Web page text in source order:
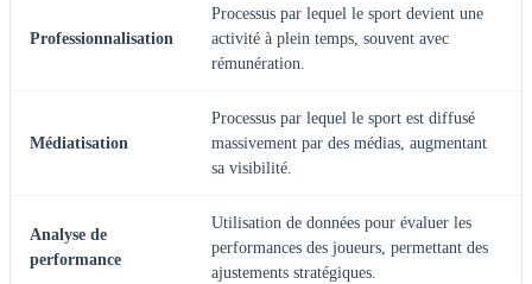
Professionnalisation
Processus par lequel le sport devient une
activité à plein temps, souvent avec
rémunération.
Médiatisation
Processus par lequel le sport est diffusé
massivement par des médias, augmentant
sa visibilité.
Analyse de
performance
Utilisation de données pour évaluer les
performances des joueurs, permettant des
ajustements stratégiques.